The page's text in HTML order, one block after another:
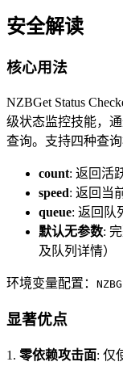
安全解读
核心用法
NZBGet Status
级状态监控技能，
查询。支持四种查询
count: 返回活
speed: 返回当
queue: 返回队
默认无参数:
及队列详情）
环境变量配置：
显著优点
1. 零依赖攻击面: 仅